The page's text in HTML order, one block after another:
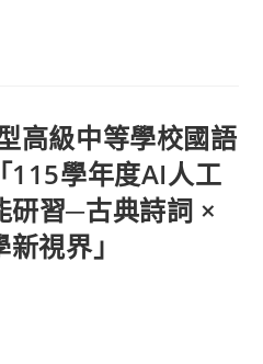
高級中等學校國語
115學年度AI人工
研習─古典詩詞 ×
視界」